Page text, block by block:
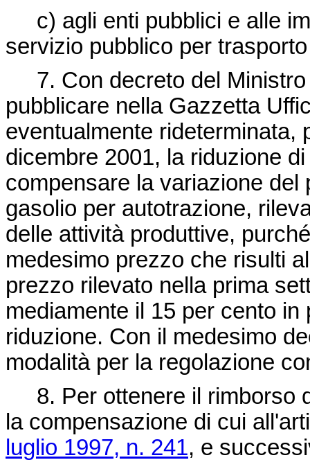
c) agli enti pubblici e alle
servizio pubblico per
7. Con decreto del Ministro
pubblicare nella Gazzetta
eventualmente rideterminata,
dicembre 2001, la riduzione
compensare la variazione
gasolio per autotrazione,
delle attività produttive,
medesimo prezzo che risulti
prezzo rilevato nella prima
mediamente il 15 per cento
riduzione. Con il medesimo
modalità per la regolazione
8. Per ottenere il rimborso
la compensazione di cui
luglio 1997, n. 241, e